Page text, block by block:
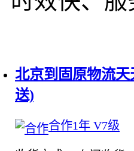
北京到固原物流
送)
合作1年 V7级